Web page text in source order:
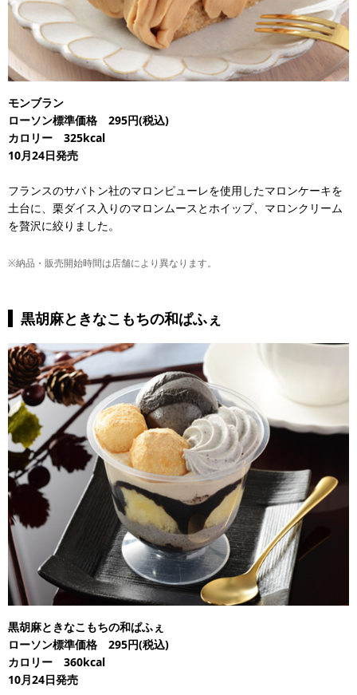
モンブラン
ローソン標準価格 295円(税込)
カロリー 325kcal
10月24日発売
フランスのサバトン社のマロンピューレを使用したマロンケーキを
土台に、栗ダイス入りのマロンムースとホイップ、マロンクリーム
を贅沢に絞りました。
※納品・販売開始時間は店舗により異なります。
黒胡麻ときなこもちの和ぱふぇ
黒胡麻ときなこもちの和ぱふぇ
ローソン標準価格 295円(税込)
カロリー 360kcal
10月24日発売